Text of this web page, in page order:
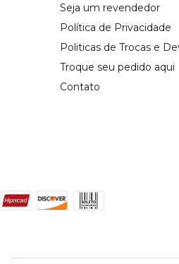
Seja um revendedor
Política de Privacidade
Politicas de Trocas e
Troque seu pedido aqui
Contato